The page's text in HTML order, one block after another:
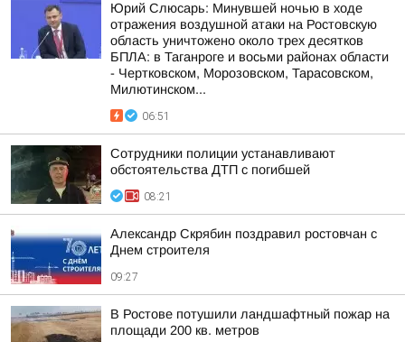
Юрий Слюсарь: Минувшей ночью в ходе
отражения воздушной атаки на Ростовскую
область уничтожено около трех десятков
БПЛА: в Таганроге и восьми районах области
- Чертковском, Морозовском, Тарасовском,
Милютинском...
06:51
Сотрудники полиции устанавливают
обстоятельства ДТП с погибшей
08:21
Александр Скрябин поздравил ростовчан с
Днем строителя
09:27
В Ростове потушили ландшафтный пожар на
площади 200 кв. метров